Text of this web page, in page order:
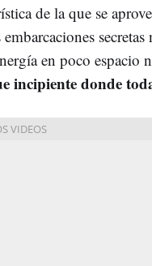
de la que se
embarcaciones
en poco espacio
incipiente donde